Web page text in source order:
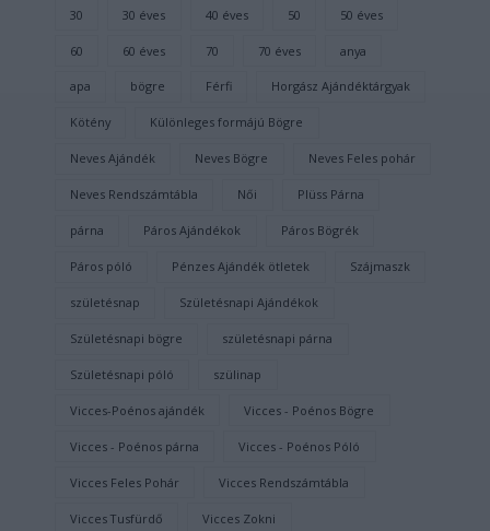
30 30 éves 40 éves 50 50 éves
60 60 éves 70 70 éves anya
apa bögre Férfi Horgász Ajándéktárgyak
Kötény Különleges formájú Bögre
Neves Ajándék Neves Bögre Neves Feles pohár
Neves Rendszámtábla Női Plüss Párna
párna Páros Ajándékok Páros Bögrék
Páros póló Pénzes Ajándék ötletek Szájmaszk
születésnap Születésnapi Ajándékok
Születésnapi bögre születésnapi párna
Születésnapi póló szülinap
Vicces-Poénos ajándék Vicces - Poénos Bögre
Vicces - Poénos párna Vicces - Poénos Póló
Vicces Feles Pohár Vicces Rendszámtábla
Vicces Tusfürdő Vicces Zokni